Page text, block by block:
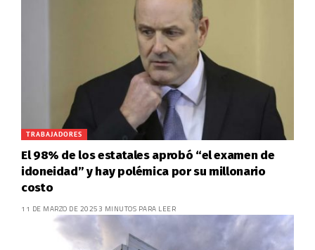
TRABAJADORES
El 98% de los estatales aprobó “el examen de
idoneidad” y hay polémica por su millonario
costo
11 DE MARZO DE 2025 3 MINUTOS PARA LEER